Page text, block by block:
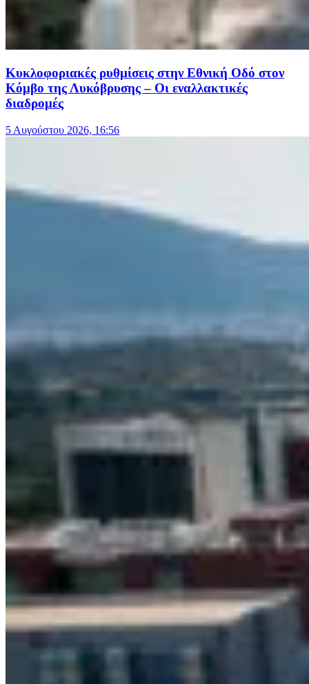
Κυκλοφοριακές ρυθμίσεις στην Εθνική Οδό στον
Κόμβο της Λυκόβρυσης – Οι εναλλακτικές
διαδρομές
5 Αυγούστου 2026, 16:56